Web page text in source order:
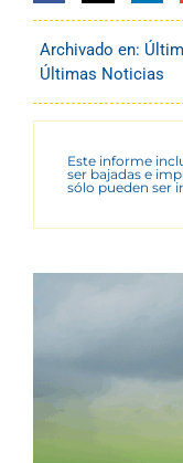
Archivado en:
Últimas Noticias
Este informe
ser bajadas e
sólo pueden ser